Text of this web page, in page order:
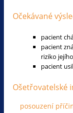
Očekávané
pacient
pacient
riziko
pacient
Ošetřovatelské
posouzení